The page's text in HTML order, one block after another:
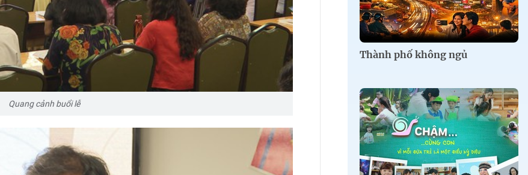
Quang cảnh buổi lễ
Thành phố không ngủ